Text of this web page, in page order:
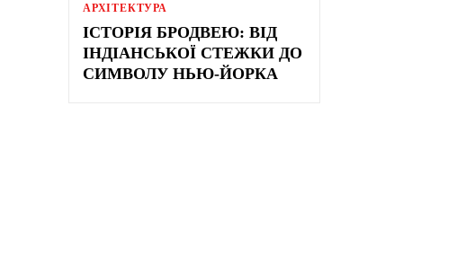
АРХІТЕКТУРА
ІСТОРІЯ БРОДВЕЮ: ВІД
ІНДІАНСЬКОЇ СТЕЖКИ ДО
СИМВОЛУ НЬЮ-ЙОРКА